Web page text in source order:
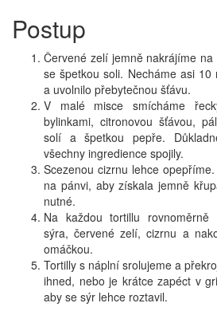
Postup
Červené zelí jemně nakrájíme
se špetkou soli. Necháme asi
a uvolnilo přebytečnou šťávu.
V malé misce smícháme
bylinkami, citronovou šťávou,
solí a špetkou pepře.
všechny ingredience spojily.
Scezenou cizrnu lehce
na pánvi, aby získala jemně
nutné.
Na každou tortillu rovnoměrně
sýra, červené zelí, cizrnu a
omáčkou.
Tortilly s náplní srolujeme a
ihned, nebo je krátce zapéct v
aby se sýr lehce roztavil.